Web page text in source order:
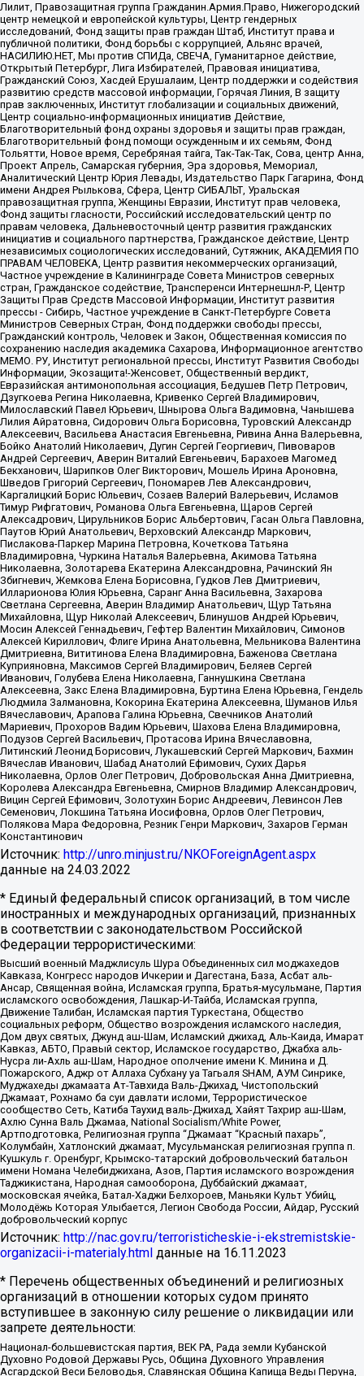
Лилит, Правозащитная группа Гражданин.Армия.Право, Нижегородский
центр немецкой и европейской культуры, Центр гендерных
исследований, Фонд защиты прав граждан Штаб, Институт права и
публичной политики, Фонд борьбы с коррупцией, Альянс врачей,
НАСИЛИЮ.НЕТ, Мы против СПИДа, СВЕЧА, Гуманитарное действие,
Открытый Петербург, Лига Избирателей, Правовая инициатива,
Гражданский Союз, Хасдей Ерушалаим, Центр поддержки и содействия
развитию средств массовой информации, Горячая Линия, В защиту
прав заключенных, Институт глобализации и социальных движений,
Центр социально-информационных инициатив Действие,
Благотворительный фонд охраны здоровья и защиты прав граждан,
Благотворительный фонд помощи осужденным и их семьям, Фонд
Тольятти, Новое время, Серебряная тайга, Так-Так-Так, Сова, центр Анна,
Проект Апрель, Самарская губерния, Эра здоровья, Мемориал,
Аналитический Центр Юрия Левады, Издательство Парк Гагарина, Фонд
имени Андрея Рылькова, Сфера, Центр СИБАЛЬТ, Уральская
правозащитная группа, Женщины Евразии, Институт прав человека,
Фонд защиты гласности, Российский исследовательский центр по
правам человека, Дальневосточный центр развития гражданских
инициатив и социального партнерства, Гражданское действие, Центр
независимых социологических исследований, Сутяжник, АКАДЕМИЯ ПО
ПРАВАМ ЧЕЛОВЕКА, Центр развития некоммерческих организаций,
Частное учреждение в Калининграде Совета Министров северных
стран, Гражданское содействие, Трансперенси Интернешнл-Р, Центр
Защиты Прав Средств Массовой Информации, Институт развития
прессы - Сибирь, Частное учреждение в Санкт-Петербурге Совета
Министров Северных Стран, Фонд поддержки свободы прессы,
Гражданский контроль, Человек и Закон, Общественная комиссия по
сохранению наследия академика Сахарова, Информационное агентство
МЕМО. РУ, Институт региональной прессы, Институт Развития Свободы
Информации, Экозащита!-Женсовет, Общественный вердикт,
Евразийская антимонопольная ассоциация, Бедушев Петр Петрович,
Дзугкоева Регина Николаевна, Кривенко Сергей Владимирович,
Милославский Павел Юрьевич, Шнырова Ольга Вадимовна, Чанышева
Лилия Айратовна, Сидорович Ольга Борисовна, Туровский Александр
Алексеевич, Васильева Анастасия Евгеньевна, Ривина Анна Валерьевна,
Бойко Анатолий Николаевич, Дугин Сергей Георгиевич, Пивоваров
Андрей Сергеевич, Аверин Виталий Евгеньевич, Барахоев Магомед
Бекханович, Шарипков Олег Викторович, Мошель Ирина Ароновна,
Шведов Григорий Сергеевич, Пономарев Лев Александрович,
Каргалицкий Борис Юльевич, Созаев Валерий Валерьевич, Исламов
Тимур Рифгатович, Романова Ольга Евгеньевна, Щаров Сергей
Алексадрович, Цирульников Борис Альбертович, Гасан Ольга Павловна,
Паутов Юрий Анатольевич, Верховский Александр Маркович,
Пислакова-Паркер Марина Петровна, Кочеткова Татьяна
Владимировна, Чуркина Наталья Валерьевна, Акимова Татьяна
Николаевна, Золотарева Екатерина Александровна, Рачинский Ян
Збигневич, Жемкова Елена Борисовна, Гудков Лев Дмитриевич,
Илларионова Юлия Юрьевна, Саранг Анна Васильевна, Захарова
Светлана Сергеевна, Аверин Владимир Анатольевич, Щур Татьяна
Михайловна, Щур Николай Алексеевич, Блинушов Андрей Юрьевич,
Мосин Алексей Геннадьевич, Гефтер Валентин Михайлович, Симонов
Алексей Кириллович, Флиге Ирина Анатольевна, Мельникова Валентина
Дмитриевна, Вититинова Елена Владимировна, Баженова Светлана
Куприяновна, Максимов Сергей Владимирович, Беляев Сергей
Иванович, Голубева Елена Николаевна, Ганнушкина Светлана
Алексеевна, Закс Елена Владимировна, Буртина Елена Юрьевна, Гендель
Людмила Залмановна, Кокорина Екатерина Алексеевна, Шуманов Илья
Вячеславович, Арапова Галина Юрьевна, Свечников Анатолий
Мариевич, Прохоров Вадим Юрьевич, Шахова Елена Владимировна,
Подузов Сергей Васильевич, Протасова Ирина Вячеславовна,
Литинский Леонид Борисович, Лукашевский Сергей Маркович, Бахмин
Вячеслав Иванович, Шабад Анатолий Ефимович, Сухих Дарья
Николаевна, Орлов Олег Петрович, Добровольская Анна Дмитриевна,
Королева Александра Евгеньевна, Смирнов Владимир Александрович,
Вицин Сергей Ефимович, Золотухин Борис Андреевич, Левинсон Лев
Семенович, Локшина Татьяна Иосифовна, Орлов Олег Петрович,
Полякова Мара Федоровна, Резник Генри Маркович, Захаров Герман
Константинович
Источник: http://unro.minjust.ru/NKOForeignAgent.aspx
данные на 24.03.2022
* Единый федеральный список организаций, в том числе
иностранных и международных организаций, признанных
в соответствии с законодательством Российской
Федерации террористическими:
Высший военный Маджлисуль Шура Объединенных сил моджахедов
Кавказа, Конгресс народов Ичкерии и Дагестана, База, Асбат аль-
Ансар, Священная война, Исламская группа, Братья-мусульмане, Партия
исламского освобождения, Лашкар-И-Тайба, Исламская группа,
Движение Талибан, Исламская партия Туркестана, Общество
социальных реформ, Общество возрождения исламского наследия,
Дом двух святых, Джунд аш-Шам, Исламский джихад, Аль-Каида, Имарат
Кавказ, АБТО, Правый сектор, Исламское государство, Джабха аль-
Нусра ли-Ахль аш-Шам, Народное ополчение имени К. Минина и Д.
Пожарского, Аджр от Аллаха Субхану уа Тагьаля SHAM, АУМ Синрике,
Муджахеды джамаата Ат-Тавхида Валь-Джихад, Чистопольский
Джамаат, Рохнамо ба суи давлати исломи, Террористическое
сообщество Сеть, Катиба Таухид валь-Джихад, Хайят Тахрир аш-Шам,
Ахлю Сунна Валь Джамаа, National Socialism/White Power,
Артподготовка, Религиозная группа “Джамаат “Красный пахарь”,
Колумбайн, Хатлонский джамаат, Мусульманская религиозная группа п.
Кушкуль г. Оренбург, Крымско-татарский добровольческий батальон
имени Номана Челебиджихана, Азов, Партия исламского возрождения
Таджикистана, Народная самооборона, Дуббайский джамаат,
московская ячейка, Батал-Хаджи Белхороев, Маньяки Культ Убийц,
Молодёжь Которая Улыбается, Легион Свобода России, Айдар, Русский
добровольческий корпус
Источник: http://nac.gov.ru/terroristicheskie-i-ekstremistskie-
organizacii-i-materialy.html данные на 16.11.2023
* Перечень общественных объединений и религиозных
организаций в отношении которых судом принято
вступившее в законную силу решение о ликвидации или
запрете деятельности:
Национал-большевистская партия, ВЕК РА, Рада земли Кубанской
Духовно Родовой Державы Русь, Община Духовного Управления
Асгардской Веси Беловодья, Славянская Община Капища Веды Перуна,